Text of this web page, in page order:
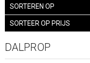
SORTEREN OP
SORTEER OP PRIJS
DALPROP